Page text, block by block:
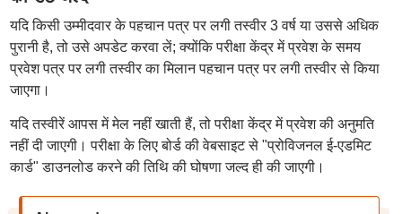
यदि किसी उम्मीदवार के पहचान पत्र पर लगी तस्वीर 3 वर्ष या उससे अधिक
पुरानी है, तो उसे अपडेट करवा लें; क्योंकि परीक्षा केंद्र में प्रवेश के समय
प्रवेश पत्र पर लगी तस्वीर का मिलान पहचान पत्र पर लगी तस्वीर से किया
जाएगा।
यदि तस्वीरें आपस में मेल नहीं खाती हैं, तो परीक्षा केंद्र में प्रवेश की अनुमति
नहीं दी जाएगी। परीक्षा के लिए बोर्ड की वेबसाइट से "प्रोविजनल ई-एडमिट
कार्ड" डाउनलोड करने की तिथि की घोषणा जल्द ही की जाएगी।